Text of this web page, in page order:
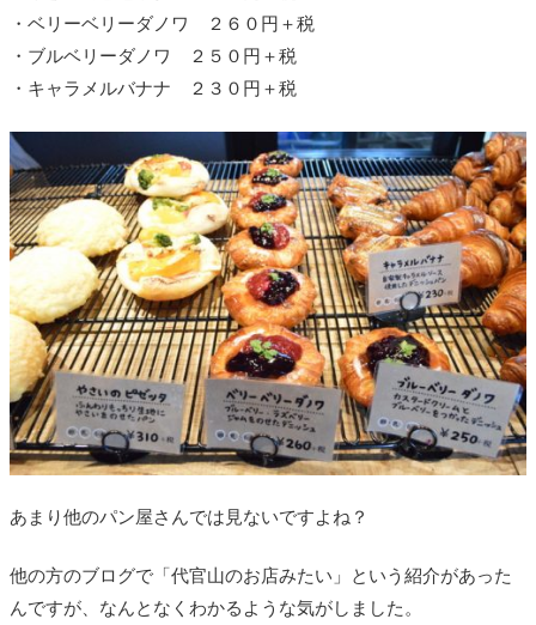
・ベリーベリーダノワ ２６０円＋税
・ブルベリーダノワ ２５０円＋税
・キャラメルバナナ ２３０円＋税
あまり他のパン屋さんでは見ないですよね？
他の方のブログで「代官山のお店みたい」という紹介があった
んですが、なんとなくわかるような気がしました。